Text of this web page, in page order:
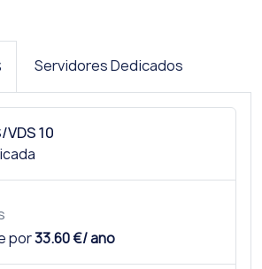
Servidores Dedicados
VDS 10
por33.60 €/ ano